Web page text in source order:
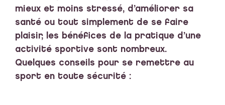
mieux et moins stressé, d’améliorer sa
santé ou tout simplement de se faire
plaisir, les bénéfices de la pratique d’une
activité sportive sont nombreux.
Quelques conseils pour se remettre au
sport en toute sécurité :